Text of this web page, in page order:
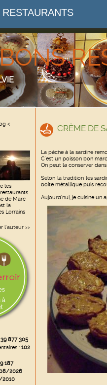
<
les
de Marc
la
Lorrains
l'auteur >>
à
39 877 305
: 102
9 187
2026
CRÈME DE
La pêche à la sardine
C'est un poisson bon
On peut la conserver
Selon la tradition les
boîte métallique puis
Aujourd'hui, je cuisine un